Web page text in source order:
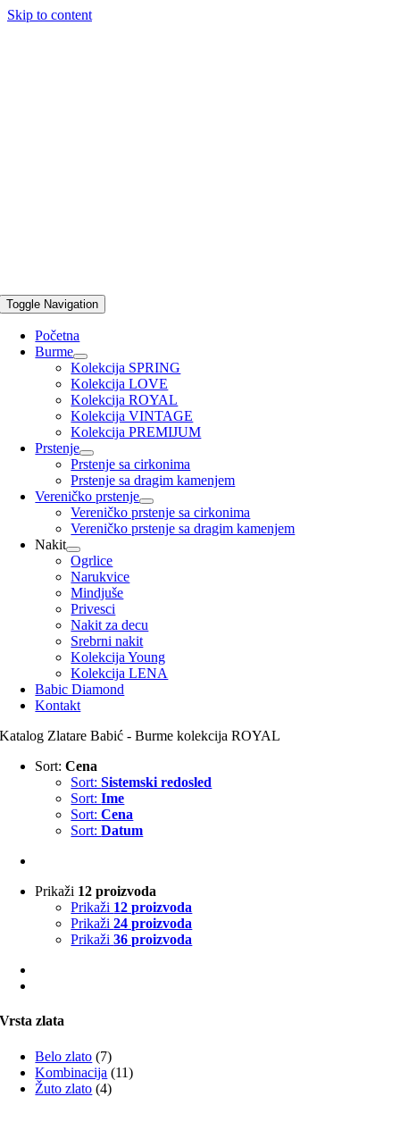
Skip to content
Toggle Navigation
Početna
Burme
Kolekcija SPRING
Kolekcija LOVE
Kolekcija ROYAL
Kolekcija VINTAGE
Kolekcija PREMIJUM
Prstenje
Prstenje sa cirkonima
Prstenje sa dragim kamenjem
Vereničko prstenje
Vereničko prstenje sa cirkonima
Vereničko prstenje sa dragim kamenjem
Nakit
Ogrlice
Narukvice
Mindjuše
Privesci
Nakit za decu
Srebrni nakit
Kolekcija Young
Kolekcija LENA
Babic Diamond
Kontakt
Katalog Zlatare Babić - Burme kolekcija ROYAL
Sort:Cena
Sort:Sistemski redosled
Sort:Ime
Sort:Cena
Sort:Datum
Prikaži 12 proizvoda
Prikaži 12 proizvoda
Prikaži24 proizvoda
Prikaži36 proizvoda
Vrsta zlata
Belo zlato (7)
Kombinacija (11)
Žuto zlato (4)